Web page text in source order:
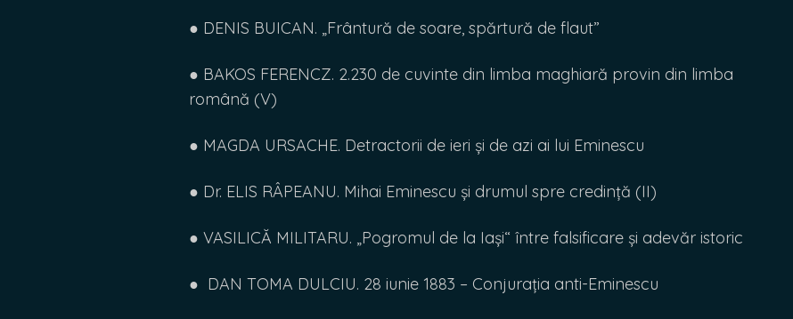
● DENIS BUICAN. „Frântură de soare, spărtură de flaut”
● BAKOS FERENCZ. 2.230 de cuvinte din limba maghiară provin din limba
română (V)
● MAGDA URSACHE. Detractorii de ieri și de azi ai lui Eminescu
● Dr. ELIS RÂPEANU. Mihai Eminescu și drumul spre credință (II)
● VASILICĂ MILITARU. „Pogromul de la Iași“ între falsificare și adevăr istoric
● DAN TOMA DULCIU. 28 iunie 1883 – Conjurația anti-Eminescu